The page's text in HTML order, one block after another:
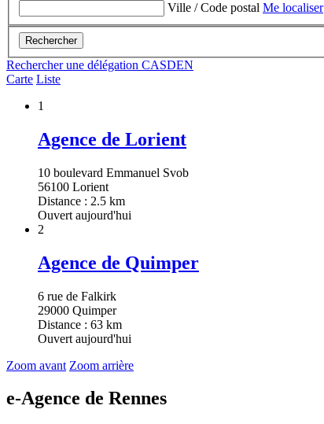
Ville / Code postal Me localiser
Rechercher
Rechercher une délégation CASDEN
Carte Liste
1
Agence de Lorient
10 boulevard Emmanuel Svob
56100 Lorient
Distance : 2.5 km
Ouvert aujourd'hui
2
Agence de Quimper
6 rue de Falkirk
29000 Quimper
Distance : 63 km
Ouvert aujourd'hui
Zoom avant Zoom arrière
e-Agence de Rennes